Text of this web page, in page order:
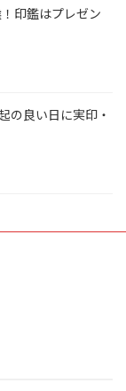
印鑑はプレゼン
の良い日に実印・